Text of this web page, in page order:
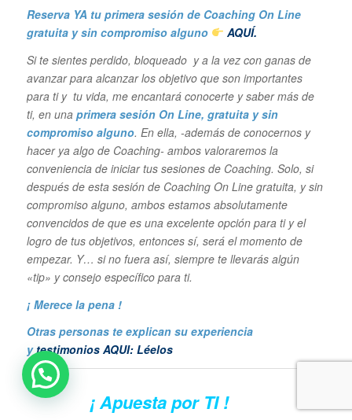
Reserva YA tu primera sesión de Coaching On Line
gratuita y sin compromiso alguno
AQUÍ.
Si te sientes perdido, bloqueado y a la vez con ganas de
avanzar para alcanzar los objetivo que son importantes
para ti y tu vida, me encantará conocerte y saber más de
ti, en una primera sesión On Line, gratuita y sin
compromiso alguno. En ella, -además de conocernos y
hacer ya algo de Coaching- ambos valoraremos la
conveniencia de iniciar tus sesiones de Coaching. Solo, si
después de esta sesión de Coaching On Line gratuita, y sin
compromiso alguno, ambos estamos absolutamente
convencidos de que es una excelente opción para ti y el
logro de tus objetivos, entonces sí, será el momento de
empezar. Y… si no fuera así, siempre te llevarás algún
«tip» y consejo específico para ti.
¡ Merece la pena !
Otras personas te explican su experiencia
y testimonios AQUI: Léelos
¡ Apuesta por TI !